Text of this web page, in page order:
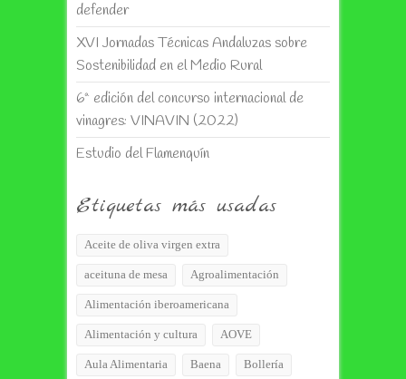
defender
XVI Jornadas Técnicas Andaluzas sobre
Sostenibilidad en el Medio Rural
6ª edición del concurso internacional de
vinagres: VINAVIN (2022)
Estudio del Flamenquín
Etiquetas más usadas
Aceite de oliva virgen extra
aceituna de mesa Agroalimentación
Alimentación iberoamericana
Alimentación y cultura AOVE
Aula Alimentaria Baena Bollería